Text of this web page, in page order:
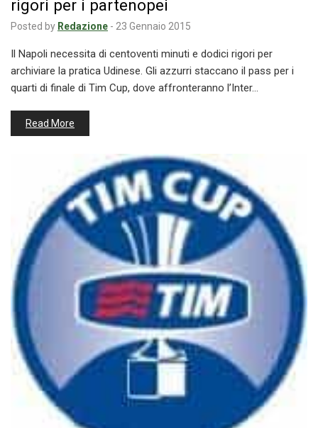
rigori per i partenopei
Posted by Redazione - 23 Gennaio 2015
Il Napoli necessita di centoventi minuti e dodici rigori per
archiviare la pratica Udinese. Gli azzurri staccano il pass per i
quarti di finale di Tim Cup, dove affronteranno l’Inter…
Read More